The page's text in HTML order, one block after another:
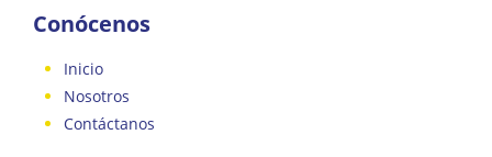
Conócenos
Inicio
Nosotros
Contáctanos